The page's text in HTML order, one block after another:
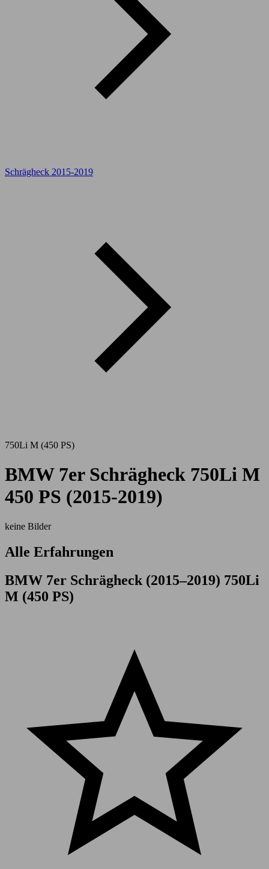
Schrägheck 2015-2019
750Li M (450 PS)
BMW 7er Schrägheck 750Li M
450 PS (2015-2019)
keine Bilder
Alle Erfahrungen
BMW 7er Schrägheck (2015–2019) 750Li
M (450 PS)